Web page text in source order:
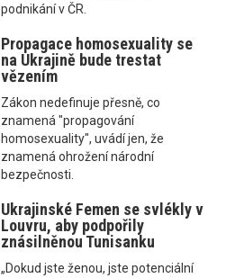
podnikání v ČR.
Propagace homosexuality se
na Ukrajině bude trestat
vězením
Zákon nedefinuje přesně, co
znamená "propagování
homosexuality", uvádí jen, že
znamená ohrožení národní
bezpečnosti.
Ukrajinské Femen se svlékly v
Louvru, aby podpořily
znásilněnou Tunisanku
„Dokud jste ženou, jste potenciální